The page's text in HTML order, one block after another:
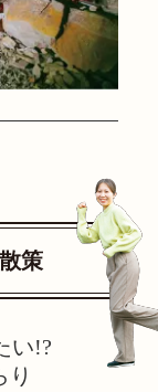
策
い!?
り